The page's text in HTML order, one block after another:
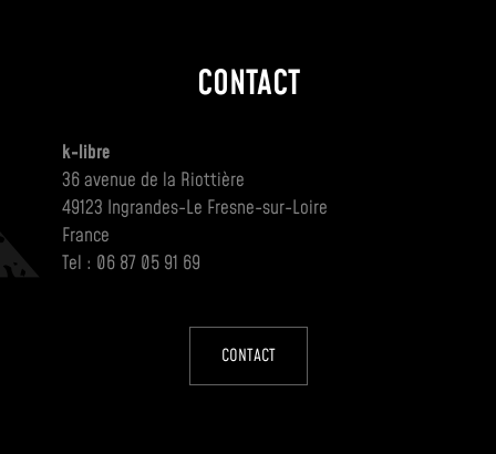
CONTACT
k-libre
36 avenue de la Riottière
49123 Ingrandes-Le Fresne-sur-Loire
France
Tel : 06 87 05 91 69
CONTACT